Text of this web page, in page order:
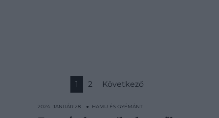
2024. JANUÁR 28. ● HAMU ÉS GYÉMÁNT
1 2 Következő